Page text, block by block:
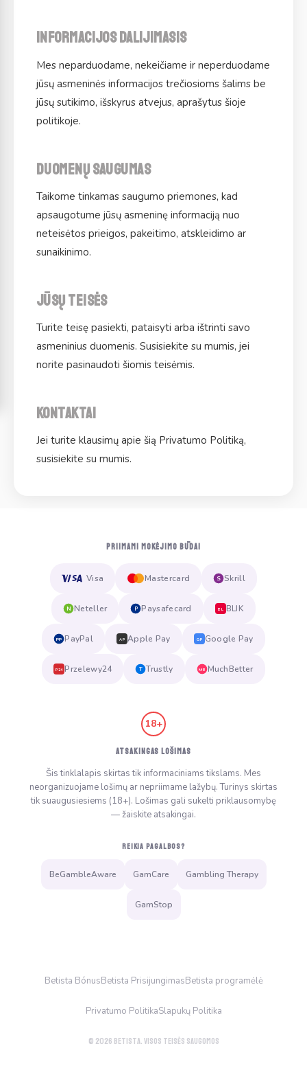
Informacijos dalijimasis
Mes neparduodame, nekeičiame ir neperduodame
jūsų asmeninės informacijos trečiosioms šalims be
jūsų sutikimo, išskyrus atvejus, aprašytus šioje
politikoje.
Duomenų saugumas
Taikome tinkamas saugumo priemones, kad
apsaugotume jūsų asmeninę informaciją nuo
neteisėtos prieigos, pakeitimo, atskleidimo ar
sunaikinimo.
Jūsų teisės
Turite teisę pasiekti, pataisyti arba ištrinti savo
asmeninius duomenis. Susisiekite su mumis, jei
norite pasinaudoti šiomis teisėmis.
Kontaktai
Jei turite klausimų apie šią Privatumo Politiką,
susisiekite su mumis.
PRIIMAMI MOKĖJIMO BŪDAI
Visa Mastercard S Skrill
N Neteller P Paysafecard BL BLIK
PP PayPal AP Apple Pay GP Google Pay
P24 Przelewy24 T Trustly MB MuchBetter
18+
ATSAKINGAS LOŠIMAS
Šis tinklalapis skirtas tik informaciniams tikslams. Mes
neorganizuojame lošimų ar nepriimame lažybų. Turinys skirtas
tik suaugusiesiems (18+). Lošimas gali sukelti priklausomybę
— žaiskite atsakingai.
REIKIA PAGALBOS?
BeGambleAware GamCare Gambling Therapy
GamStop
Betista BónusBetista PrisijungimasBetista programėlė
Privatumo PolitikaSlapukų Politika
© 2026 Betista. Visos teisės saugomos